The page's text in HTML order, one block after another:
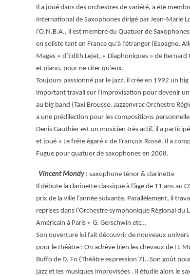
Il a joué dans des orchestres de variété, a été
International de Saxophones dirigé par Jean-Marie
l’O.N.B.A., il est membre du Quatuor de
en soliste tant en France qu’à l’étranger (Espagne,
Mages » d’Edith Lejet, « Diaphoniques » de
et piano, pour ne citer qu’eux.
Toujours passionné par le jazz, il crée en 1992 un
important travail sur l’improvisation pour devenir
au big band (Taxi Brousse, Jazzenvrac Orchestre
a une prédilection pour les compositions
Denis Gauthier est un musicien très actif, il a
et joué « Le frère égaré » de François Rossé. Il a
Fugue pour quatuor de saxophones en 2008.
Vincent Mondy: saxophone ténor & clarinette
Il débute la clarinette classique à l’âge de 11 ans
prix de la ville l’année suivante. Parallèlement, il
reprises dans l’Orchestre symphonique Régional
Américain à Paris » G. Gerschwin etc…
Son ouverture lui fait découvrir de nouveaux
pour le théâtre : On achève bien les chevaux de H.
Buffo de D. Fo (Théâtre expression 7)…Son goût
jazz et les musiques improvisées . Il étudie alors le